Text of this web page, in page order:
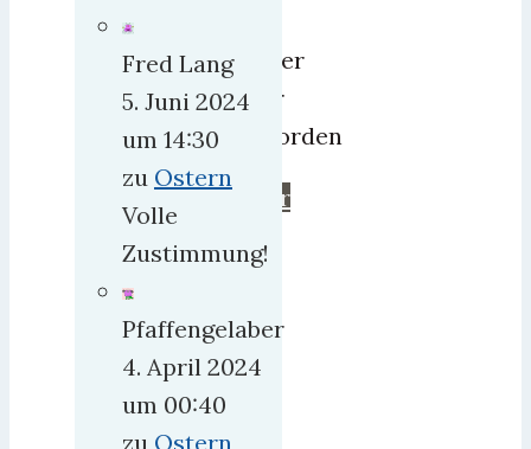
immer
älter
geworden
mehr
Fred Lang
5. Juni 2024
um 14:30
zu Ostern
Volle
Zustimmung!
Pfaffengelaber
4. April 2024
um 00:40
zu Ostern